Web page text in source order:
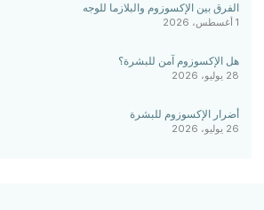
الفرق بين الإكسوزوم والبلازما للوجه
1 أغسطس، 2026
هل الإكسوزوم آمن للبشرة؟
28 يوليو، 2026
أضرار الإكسوزوم للبشرة
26 يوليو، 2026